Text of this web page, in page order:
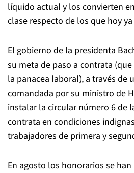
líquido actual y los convierten
clase respecto de los que hoy
El gobierno de la presidenta
su meta de paso a contrata
la panacea laboral), a través de
comandada por su ministro de
instalar la circular número 6 de
contrata en condiciones
trabajadores de primera y
En agosto los honorarios se